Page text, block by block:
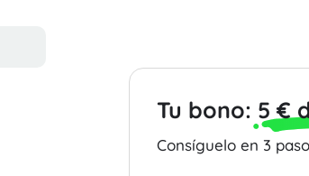
Tu bono: 5 €
Consíguelo en 3